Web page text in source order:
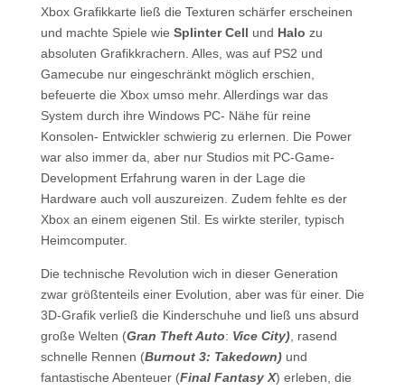
Xbox Grafikkarte ließ die Texturen schärfer erscheinen
und machte Spiele wie Splinter Cell und Halo zu
absoluten Grafikkrachern. Alles, was auf PS2 und
Gamecube nur eingeschränkt möglich erschien,
befeuerte die Xbox umso mehr. Allerdings war das
System durch ihre Windows PC- Nähe für reine
Konsolen- Entwickler schwierig zu erlernen. Die Power
war also immer da, aber nur Studios mit PC-Game-
Development Erfahrung waren in der Lage die
Hardware auch voll auszureizen. Zudem fehlte es der
Xbox an einem eigenen Stil. Es wirkte steriler, typisch
Heimcomputer.
Die technische Revolution wich in dieser Generation
zwar größtenteils einer Evolution, aber was für einer. Die
3D-Grafik verließ die Kinderschuhe und ließ uns absurd
große Welten (Gran Theft Auto: Vice City), rasend
schnelle Rennen (Burnout 3: Takedown)und
fantastische Abenteuer (Final Fantasy X) erleben, die